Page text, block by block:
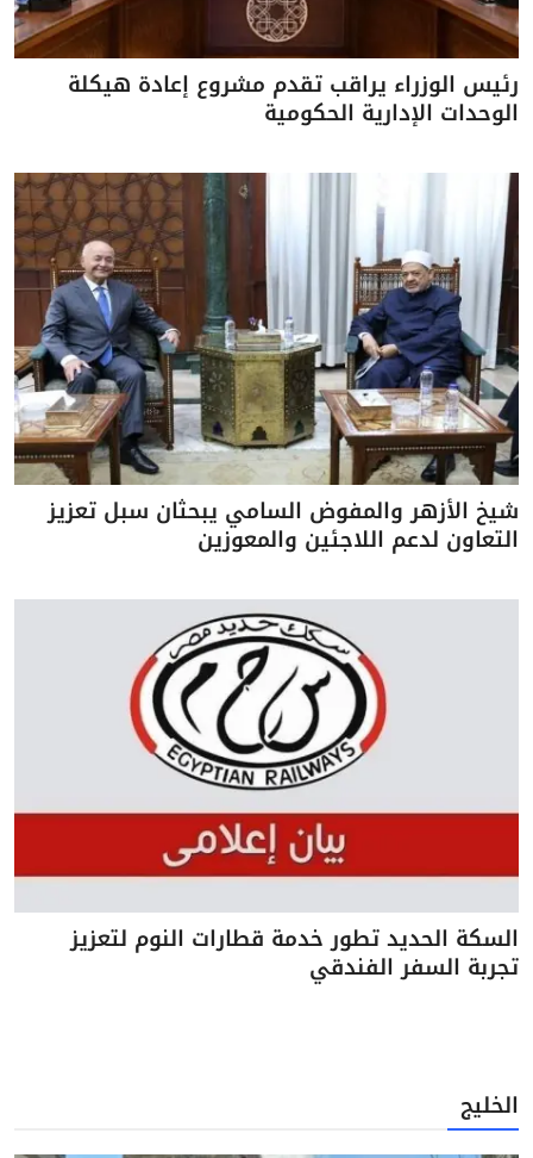
رئيس الوزراء يراقب تقدم مشروع إعادة هيكلة
الوحدات الإدارية الحكومية
شيخ الأزهر والمفوض السامي يبحثان سبل تعزيز
التعاون لدعم اللاجئين والمعوزين
السكة الحديد تطور خدمة قطارات النوم لتعزيز
تجربة السفر الفندقي
الخليج